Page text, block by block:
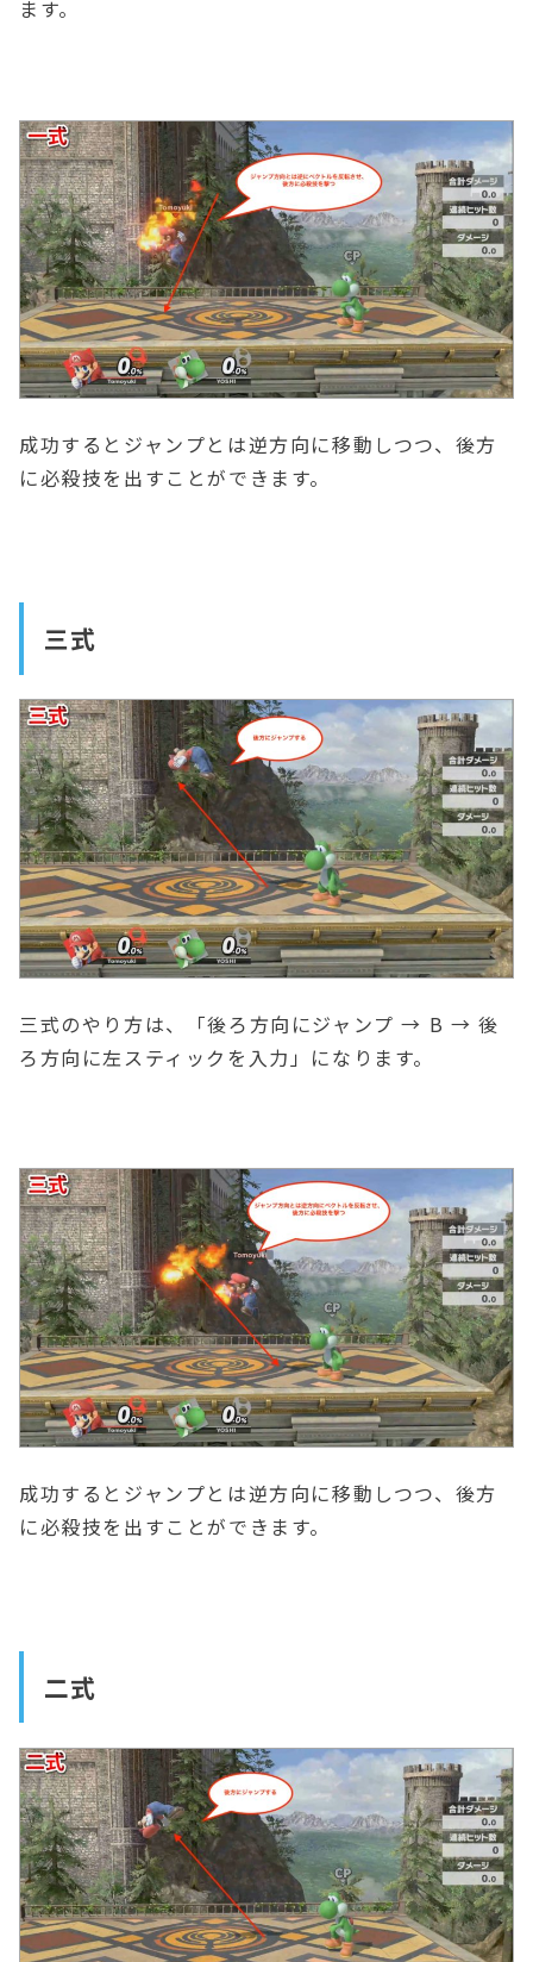
ます。
成功するとジャンプとは逆方向に移動しつつ、後方
に必殺技を出すことができます。
三式
三式のやり方は、「後ろ方向にジャンプ → B → 後
ろ方向に左スティックを入力」になります。
成功するとジャンプとは逆方向に移動しつつ、後方
に必殺技を出すことができます。
二式